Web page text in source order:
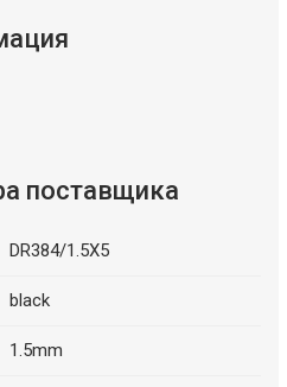
поставщика
DR384/1.5X5
black
1.5mm